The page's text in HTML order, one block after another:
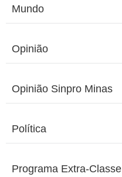
Mundo
Opinião
Opinião Sinpro Minas
Política
Programa Extra-Classe